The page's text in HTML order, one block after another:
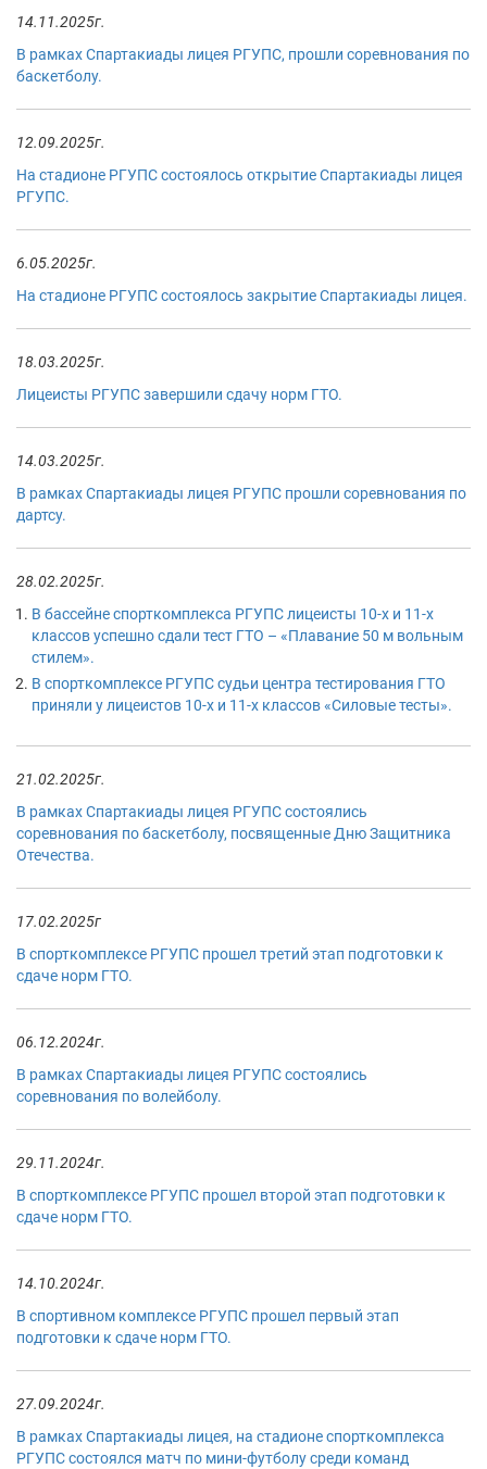
14.11.2025г.
В рамках Спартакиады лицея РГУПС, прошли соревнования по
баскетболу.
12.09.2025г.
На стадионе РГУПС состоялось открытие Спартакиады лицея
РГУПС.
6.05.2025г.
На стадионе РГУПС состоялось закрытие Спартакиады лицея.
18.03.2025г.
Лицеисты РГУПС завершили сдачу норм ГТО.
14.03.2025г.
В рамках Спартакиады лицея РГУПС прошли соревнования по
дартсу.
28.02.2025г.
В бассейне спорткомплекса РГУПС лицеисты 10-х и 11-х
классов успешно сдали тест ГТО – «Плавание 50 м вольным
стилем».
В спорткомплексе РГУПС судьи центра тестирования ГТО
приняли у лицеистов 10-х и 11-х классов «Силовые тесты».
21.02.2025г.
В рамках Спартакиады лицея РГУПС состоялись
соревнования по баскетболу, посвященные Дню Защитника
Отечества.
17.02.2025г
В спорткомплексе РГУПС прошел третий этап подготовки к
сдаче норм ГТО.
06.12.2024г.
В рамках Спартакиады лицея РГУПС состоялись
соревнования по волейболу.
29.11.2024г.
В спорткомплексе РГУПС прошел второй этап подготовки к
сдаче норм ГТО.
14.10.2024г.
В спортивном комплексе РГУПС прошел первый этап
подготовки к сдаче норм ГТО.
27.09.2024г.
В рамках Спартакиады лицея, на стадионе спорткомплекса
РГУПС состоялся матч по мини-футболу среди команд